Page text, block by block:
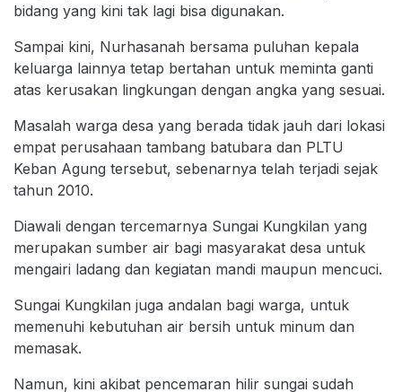
bidang yang kini tak lagi bisa digunakan.
Sampai kini, Nurhasanah bersama puluhan kepala
keluarga lainnya tetap bertahan untuk meminta ganti
atas kerusakan lingkungan dengan angka yang sesuai.
Masalah warga desa yang berada tidak jauh dari lokasi
empat perusahaan tambang batubara dan PLTU
Keban Agung tersebut, sebenarnya telah terjadi sejak
tahun 2010.
Diawali dengan tercemarnya Sungai Kungkilan yang
merupakan sumber air bagi masyarakat desa untuk
mengairi ladang dan kegiatan mandi maupun mencuci.
Sungai Kungkilan juga andalan bagi warga, untuk
memenuhi kebutuhan air bersih untuk minum dan
memasak.
Namun, kini akibat pencemaran hilir sungai sudah